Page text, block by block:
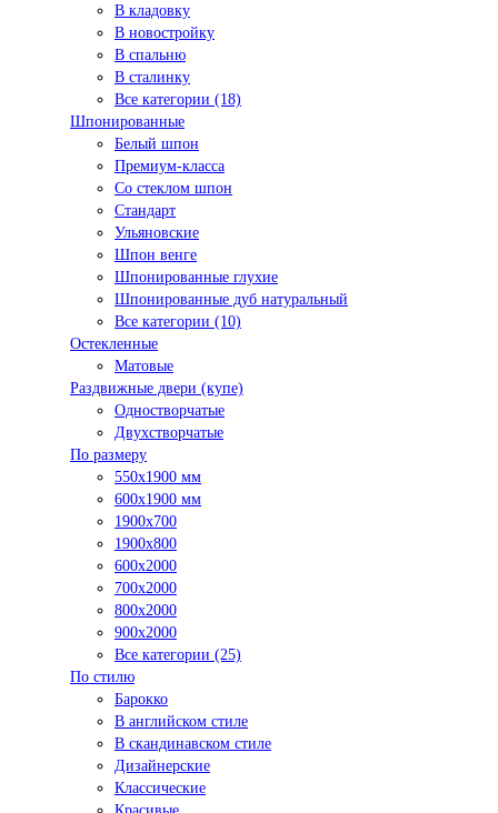
В кладовку
В новостройку
В спальню
В сталинку
Все категории (18)
Шпонированные
Белый шпон
Премиум-класса
Со стеклом шпон
Стандарт
Ульяновские
Шпон венге
Шпонированные глухие
Шпонированные дуб натуральный
Все категории (10)
Остекленные
Матовые
Раздвижные двери (купе)
Одностворчатые
Двухстворчатые
По размеру
550x1900 мм
600x1900 мм
1900х700
1900х800
600x2000
700x2000
800x2000
900x2000
Все категории (25)
По стилю
Барокко
В английском стиле
В скандинавском стиле
Дизайнерские
Классические